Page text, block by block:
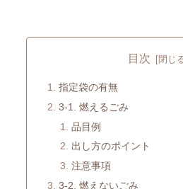
目次
指定袋の有無
3-1. 燃えるごみ
品目例
出し方のポイント
注意事項
3-2. 燃えないごみ